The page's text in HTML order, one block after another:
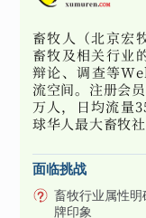
畜牧人（北京宏
畜牧及相关行业
辩论、调查等
流空间。注册会
万人，日均流量
球华人最大畜牧社
面临挑战
畜牧行业属性
牌印象